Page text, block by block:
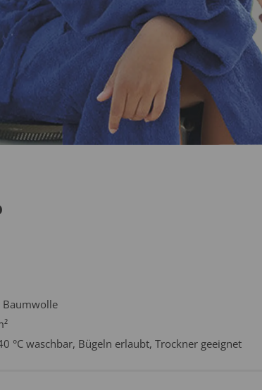
Baumwolle
°C waschbar, Bügeln erlaubt, Trockner geeignet